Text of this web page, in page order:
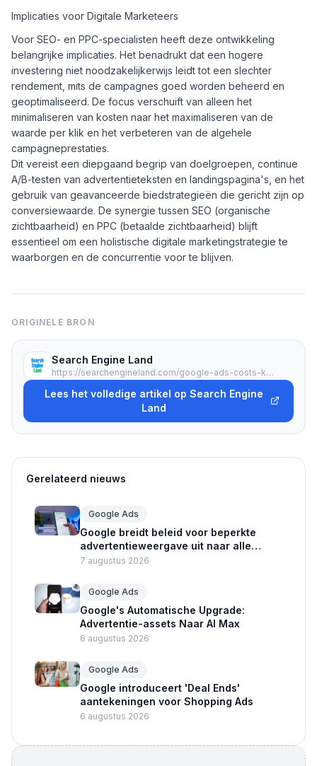
Implicaties voor Digitale Marketeers
Voor SEO- en PPC-specialisten heeft deze ontwikkeling
belangrijke implicaties. Het benadrukt dat een hogere
investering niet noodzakelijkerwijs leidt tot een slechter
rendement, mits de campagnes goed worden beheerd en
geoptimaliseerd. De focus verschuift van alleen het
minimaliseren van kosten naar het maximaliseren van de
waarde per klik en het verbeteren van de algehele
campagneprestaties.
Dit vereist een diepgaand begrip van doelgroepen, continue
A/B-testen van advertentieteksten en landingspagina's, en het
gebruik van geavanceerde biedstrategieën die gericht zijn op
conversiewaarde. De synergie tussen SEO (organische
zichtbaarheid) en PPC (betaalde zichtbaarheid) blijft
essentieel om een holistische digitale marketingstrategie te
waarborgen en de concurrentie voor te blijven.
ORIGINELE BRON
Search Engine Land
https://searchengineland.com/google-ads-costs-keep-rising-but-conversion-rates-improved-in-2025-477927
Lees het volledige artikel op Search Engine
Land
Gerelateerd nieuws
Google Ads
Google breidt beleid voor beperkte
advertentieweergave uit naar alle
advertenties
7 augustus 2026
Google Ads
Google's Automatische Upgrade:
Advertentie-assets Naar AI Max
6 augustus 2026
Google Ads
Google introduceert 'Deal Ends'
aantekeningen voor Shopping Ads
6 augustus 2026